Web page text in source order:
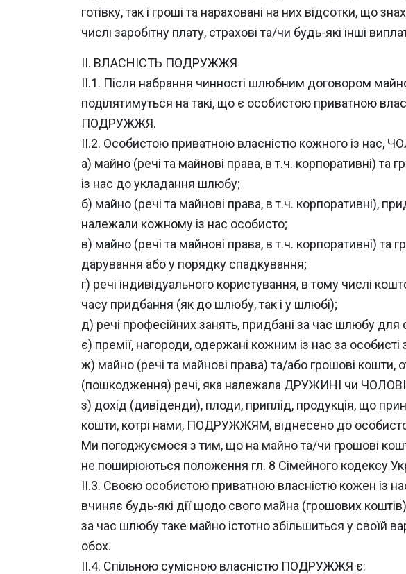
готівку, так і гроші та нараховані на них відсотки, що
числі заробітну плату, страхові та/чи будь-які інші
ІІ. ВЛАСНІСТЬ ПОДРУЖЖЯ
ІІ.1. Після набрання чинності шлюбним договором
поділятимуться на такі, що є особистою приватною
ПОДРУЖЖЯ.
ІІ.2. Особистою приватною власністю кожного із нас,
а) майно (речі та майнові права, в т.ч. корпоративні)
із нас до укладання шлюбу;
б) майно (речі та майнові права, в т.ч. корпоративні),
належали кожному із нас особисто;
в) майно (речі та майнові права, в т.ч. корпоративні) та
дарування або у порядку спадкування;
г) речі індивідуального користування, в тому числі
часу придбання (як до шлюбу, так і у шлюбі);
д) речі професійних занять, придбані за час шлюбу
є) премії, нагороди, одержані кожним із нас за
ж) майно (речі та майнові права) та/або грошові кошти,
(пошкодження) речі, яка належала ДРУЖИНІ чи
з) дохід (дивіденди), плоди, приплід, продукція, що
кошти, котрі нами, ПОДРУЖЖЯМ, віднесено до
Ми погоджуємося з тим, що на майно та/чи грошові
не поширюються положення гл. 8 Сімейного кодексу
ІІ.3. Своєю особистою приватною власністю кожен із
вчиняє будь-які дії щодо свого майна (грошових
за час шлюбу таке майно істотно збільшиться у своїй
обох.
ІІ.4. Спільною сумісною власністю ПОДРУЖЖЯ є: